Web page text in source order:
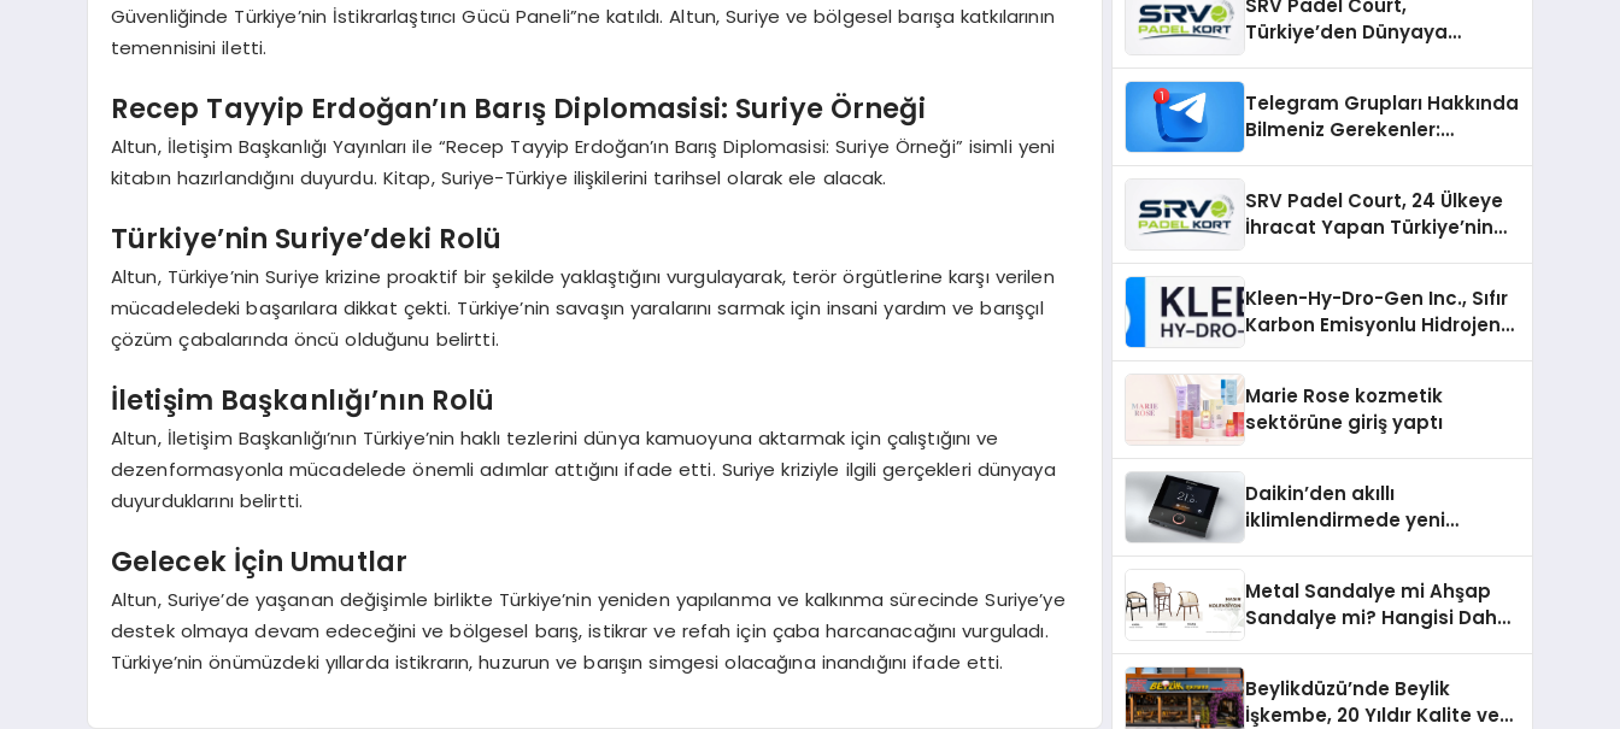
Güvenliğinde Türkiye’nin İstikrarlaştırıcı Gücü Paneli”ne katıldı. Altun, Suriye ve bölgesel barışa katkılarının
temennisini iletti.
Recep Tayyip Erdoğan’ın Barış Diplomasisi: Suriye Örneği
Altun, İletişim Başkanlığı Yayınları ile “Recep Tayyip Erdoğan’ın Barış Diplomasisi: Suriye Örneği” isimli yeni
kitabın hazırlandığını duyurdu. Kitap, Suriye-Türkiye ilişkilerini tarihsel olarak ele alacak.
Türkiye’nin Suriye’deki Rolü
Altun, Türkiye’nin Suriye krizine proaktif bir şekilde yaklaştığını vurgulayarak, terör örgütlerine karşı verilen
mücadeledeki başarılara dikkat çekti. Türkiye’nin savaşın yaralarını sarmak için insani yardım ve barışçıl
çözüm çabalarında öncü olduğunu belirtti.
İletişim Başkanlığı’nın Rolü
Altun, İletişim Başkanlığı’nın Türkiye’nin haklı tezlerini dünya kamuoyuna aktarmak için çalıştığını ve
dezenformasyonla mücadelede önemli adımlar attığını ifade etti. Suriye kriziyle ilgili gerçekleri dünyaya
duyurduklarını belirtti.
Gelecek İçin Umutlar
Altun, Suriye’de yaşanan değişimle birlikte Türkiye’nin yeniden yapılanma ve kalkınma sürecinde Suriye’ye
destek olmaya devam edeceğini ve bölgesel barış, istikrar ve refah için çaba harcanacağını vurguladı.
Türkiye’nin önümüzdeki yıllarda istikrarın, huzurun ve barışın simgesi olacağına inandığını ifade etti.
SRV Padel Court,
Türkiye’den Dünyaya
Telegram Grupları Hakkında
Bilmeniz Gerekenler:
SRV Padel Court, 24 Ülkeye
İhracat Yapan Türkiye’nin
Kleen-Hy-Dro-Gen Inc., Sıfır
Karbon Emisyonlu Hidrojen
Aldı
Marie Rose kozmetik
sektörüne giriş yaptı
Daikin’den akıllı
iklimlendirmede yeni
Metal Sandalye mi Ahşap
Sandalye mi? Hangisi Daha
Beylikdüzü’nde Beylik
İşkembe, 20 Yıldır Kalite ve